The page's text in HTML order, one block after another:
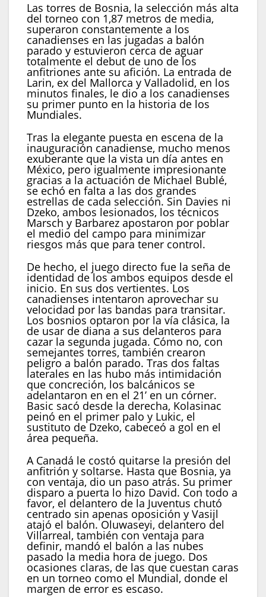
Las torres de Bosnia, la selección más alta
del torneo con 1,87 metros de media,
superaron constantemente a los
canadienses en las jugadas a balón
parado y estuvieron cerca de aguar
totalmente el debut de uno de los
anfitriones ante su afición. La entrada de
Larin, ex del Mallorca y Valladolid, en los
minutos finales, le dio a los canadienses
su primer punto en la historia de los
Mundiales.
Tras la elegante puesta en escena de la
inauguración canadiense, mucho menos
exuberante que la vista un día antes en
México, pero igualmente impresionante
gracias a la actuación de Michael Bublé,
se echó en falta a las dos grandes
estrellas de cada selección. Sin Davies ni
Dzeko, ambos lesionados, los técnicos
Marsch y Barbarez apostaron por poblar
el medio del campo para minimizar
riesgos más que para tener control.
De hecho, el juego directo fue la seña de
identidad de los ambos equipos desde el
inicio. En sus dos vertientes. Los
canadienses intentaron aprovechar su
velocidad por las bandas para transitar.
Los bosnios optaron por la vía clásica, la
de usar de diana a sus delanteros para
cazar la segunda jugada. Cómo no, con
semejantes torres, también crearon
peligro a balón parado. Tras dos faltas
laterales en las hubo más intimidación
que concreción, los balcánicos se
adelantaron en en el 21’ en un córner.
Basic sacó desde la derecha, Kolasinac
peinó en el primer palo y Lukic, el
sustituto de Dzeko, cabeceó a gol en el
área pequeña.
A Canadá le costó quitarse la presión del
anfitrión y soltarse. Hasta que Bosnia, ya
con ventaja, dio un paso atrás. Su primer
disparo a puerta lo hizo David. Con todo a
favor, el delantero de la Juventus chutó
centrado sin apenas oposición y Vasijl
atajó el balón. Oluwaseyi, delantero del
Villarreal, también con ventaja para
definir, mandó el balón a las nubes
pasado la media hora de juego. Dos
ocasiones claras, de las que cuestan caras
en un torneo como el Mundial, donde el
margen de error es escaso.